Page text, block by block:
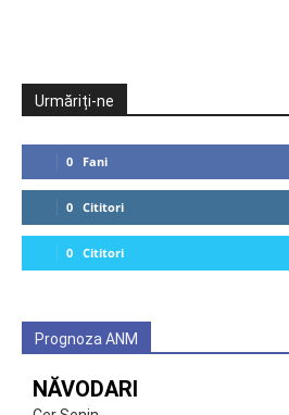
Urmăriți-ne
0 Fani
0 Cititori
0 Cititori
Prognoza ANM
NĂVODARI